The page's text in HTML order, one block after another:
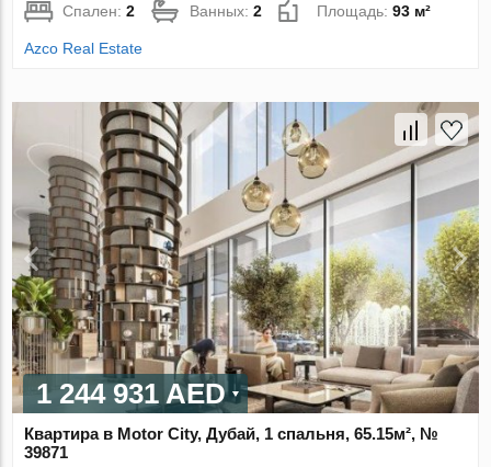
Спален:2 Ванных:2 Площадь:93 м²
Azco Real Estate
1 244 931 AED
Квартира в Motor City, Дубай, 1 спальня, 65.15м², №
39871